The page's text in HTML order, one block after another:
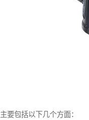
要包括以下几个方面：